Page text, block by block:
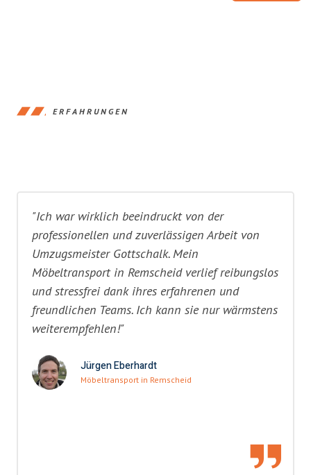
ERFAHRUNGEN
"Ich war wirklich beeindruckt von der
professionellen und zuverlässigen Arbeit von
Umzugsmeister Gottschalk. Mein
Möbeltransport in Remscheid verlief reibungslos
und stressfrei dank ihres erfahrenen und
freundlichen Teams. Ich kann sie nur wärmstens
weiterempfehlen!"
Jürgen Eberhardt
Möbeltransport in Remscheid